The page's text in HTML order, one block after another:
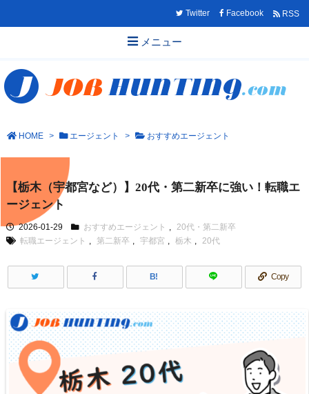
メニュー
Twitter Facebook RSS
HOME > エージェント > おすすめエージェント
【栃木（宇都宮など）】20代・第二新卒に強い！転職エ
ージェント
2026-01-29 おすすめエージェント
20代・第二新卒
転職エージェント
第二新卒 宇都宮 栃木 20代
B! Copy